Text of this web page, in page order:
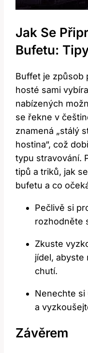
Jak Se
Bufetu:
Buffet je způsob
hosté sami
nabízených
se řekne v
znamená „stálý
hostina“, což
typu stravování.
tipů a triků, jak
bufetu a co
Pečlivě si
rozhodněte
Zkuste
jídel, abyste
chutí.
Nenechte
a
Závěrem